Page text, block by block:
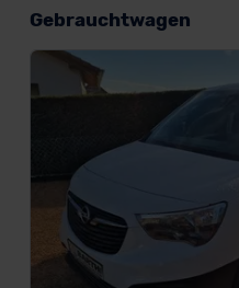
Gebrauchtwagen